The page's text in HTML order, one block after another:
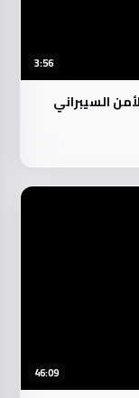
3:56
السيبراني
46:09